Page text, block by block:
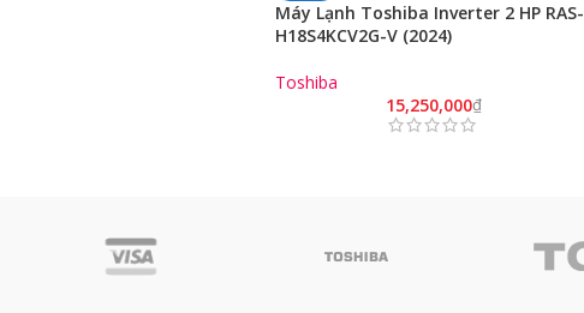
Máy Lạnh Toshiba Inverter 2 HP RAS-
H18S4KCV2G-V (2024)
Toshiba
15,250,000₫